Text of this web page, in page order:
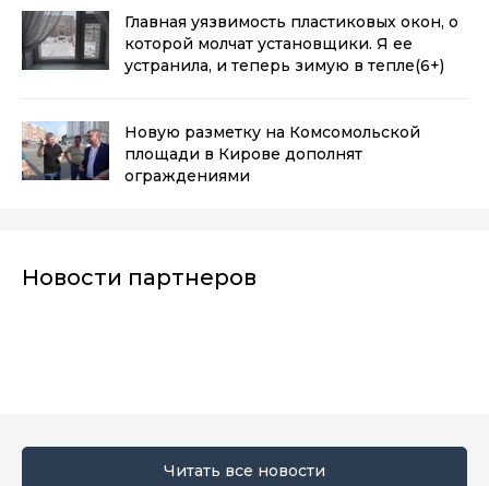
Главная уязвимость пластиковых окон, о
которой молчат установщики. Я ее
устранила, и теперь зимую в тепле(6+)
Новую разметку на Комсомольской
площади в Кирове дополнят
ограждениями
Новости партнеров
Читать все новости